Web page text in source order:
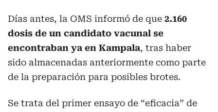
Días antes, la OMS informó de que 2.160
dosis de un candidato vacunal se
encontraban ya en Kampala, tras haber
sido almacenadas anteriormente como parte
de la preparación para posibles brotes.
Se trata del primer ensayo de “eficacia” de